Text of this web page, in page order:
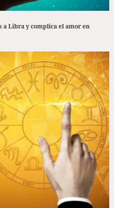
a Libra y complica el amor en